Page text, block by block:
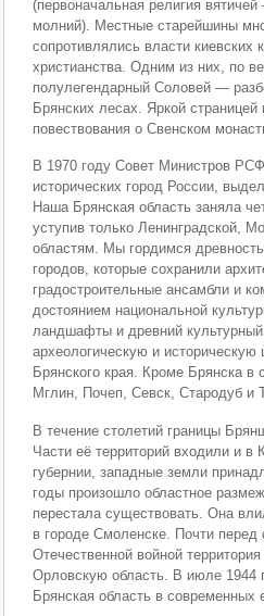
(первоначальная религия
молний). Местные старейшины
сопротивлялись власти киевских
христианства. Одним из них, по
полулегендарный Соловей —
Брянских лесах. Яркой страницей
повествования о Свенском
В 1970 году Совет Министров
исторических город России,
Наша Брянская область заняла
уступив только Ленинградской,
областям. Мы гордимся
городов, которые сохранили
градостроительные ансамбли и
достоянием национальной
ландшафты и древний
археологическую и
Брянского края. Кроме Брянска в
Мглин, Почеп, Севск, Стародуб и
В течение столетий границы
Части её территорий входили и
губернии, западные земли
годы произошло областное
перестала существовать. Она
в городе Смоленске. Почти перед
Отечественной войной
Орловскую область. В июле 1944
Брянская область в современных